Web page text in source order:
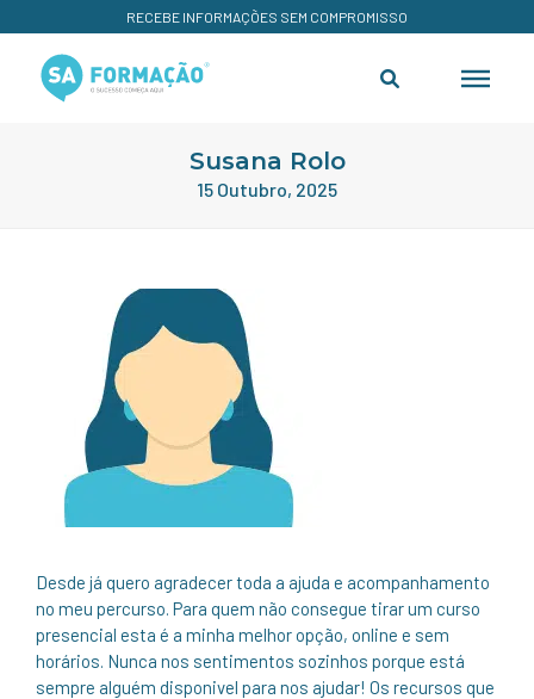
RECEBE INFORMAÇÕES SEM COMPROMISSO
Susana Rolo
15 Outubro, 2025
Desde já quero agradecer toda a ajuda e acompanhamento
no meu percurso. Para quem não consegue tirar um curso
presencial esta é a minha melhor opção, online e sem
horários. Nunca nos sentimentos sozinhos porque está
sempre alguém disponivel para nos ajudar! Os recursos que